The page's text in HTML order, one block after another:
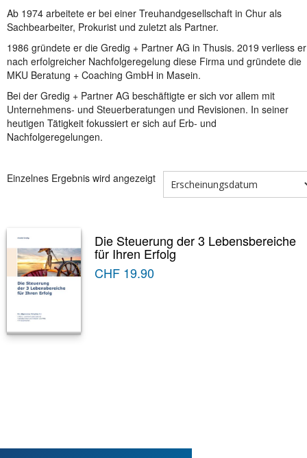
Ab 1974 arbeitete er bei einer Treuhandgesellschaft in Chur als
Sachbearbeiter, Prokurist und zuletzt als Partner.
1986 gründete er die Gredig + Partner AG in Thusis. 2019 verliess er
nach erfolgreicher Nachfolgeregelung diese Firma und gründete die
MKU Beratung + Coaching GmbH in Masein.
Bei der Gredig + Partner AG beschäftigte er sich vor allem mit
Unternehmens- und Steuerberatungen und Revisionen. In seiner
heutigen Tätigkeit fokussiert er sich auf Erb- und
Nachfolgeregelungen.
Einzelnes Ergebnis wird angezeigt
Die Steuerung der 3 Lebensbereiche
für Ihren Erfolg
CHF19.90